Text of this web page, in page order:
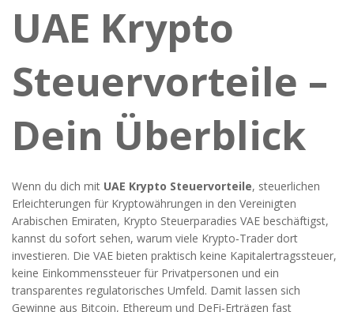
UAE Krypto
Steuervorteile –
Dein Überblick
Wenn du dich mit UAE Krypto Steuervorteile, steuerlichen
Erleichterungen für Kryptowährungen in den Vereinigten
Arabischen Emiraten, Krypto Steuerparadies VAE beschäftigst,
kannst du sofort sehen, warum viele Krypto‑Trader dort
investieren. Die VAE bieten praktisch keine Kapitalertragssteuer,
keine Einkommenssteuer für Privatpersonen und ein
transparentes regulatorisches Umfeld. Damit lassen sich
Gewinne aus Bitcoin, Ethereum und DeFi‑Erträgen fast